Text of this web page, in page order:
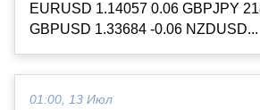
EURUSD 1.14057 0.06 GBPJPY
GBPUSD 1.33684 -0.06 NZDUSD...
01:00, 13 Июл